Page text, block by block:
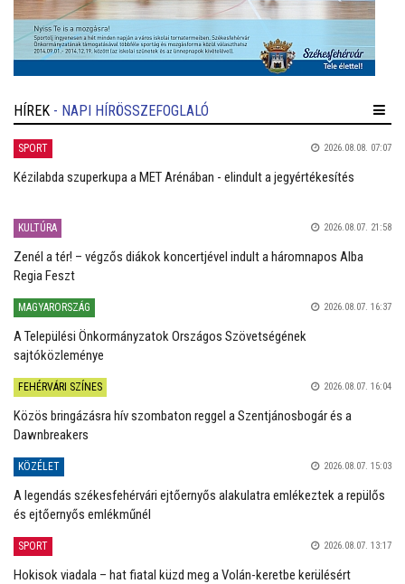
HÍREK - NAPI HÍRÖSSZEFOGLALÓ
SPORT 2026.08.08. 07:07
Kézilabda szuperkupa a MET Arénában - elindult a jegyértékesítés
KULTÚRA 2026.08.07. 21:58
Zenél a tér! – végzős diákok koncertjével indult a háromnapos Alba
Regia Feszt
MAGYARORSZÁG 2026.08.07. 16:37
A Települési Önkormányzatok Országos Szövetségének
sajtóközleménye
FEHÉRVÁRI SZÍNES 2026.08.07. 16:04
Közös bringázásra hív szombaton reggel a Szentjánosbogár és a
Dawnbreakers
KÖZÉLET 2026.08.07. 15:03
A legendás székesfehérvári ejtőernyős alakulatra emlékeztek a repülős
és ejtőernyős emlékműnél
SPORT 2026.08.07. 13:17
Hokisok viadala – hat fiatal küzd meg a Volán-keretbe kerülésért